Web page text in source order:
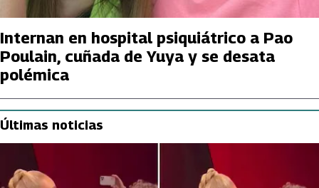
Internan en hospital psiquiátrico a Pao
Poulain, cuñada de Yuya y se desata
polémica
Últimas noticias